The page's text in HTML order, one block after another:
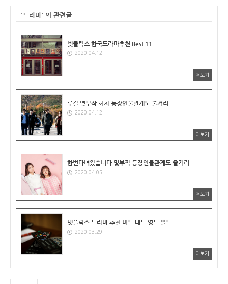
'드라마' 의 관련글
넷플릭스 한국드라마추천 Best 11
2020.04.12
더보기
루갈 몇부작 회차 등장인물관계도 줄거리
2020.04.12
더보기
한번다녀왔습니다 몇부작 등장인물관계도 줄거리
2020.04.05
더보기
넷플릭스 드라마 추천 미드 대드 영드 일드
2020.03.29
더보기